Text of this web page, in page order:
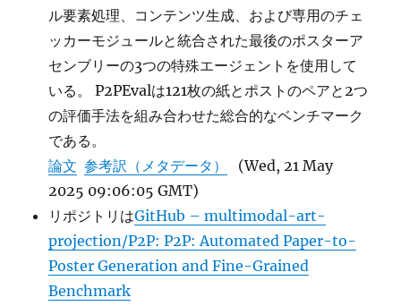
ル要素処理、コンテンツ生成、および専用のチェ
ッカーモジュールと統合された最後のポスターア
センブリーの3つの特殊エージェントを使用して
いる。 P2PEvalは121枚の紙とポストのペアと2つ
の評価手法を組み合わせた総合的なベンチマーク
である。
論文 参考訳（メタデータ）
(Wed, 21 May
2025 09:06:05 GMT)
リポジトリはGitHub – multimodal-art-
projection/P2P: P2P: Automated Paper-to-
Poster Generation and Fine-Grained
Benchmark